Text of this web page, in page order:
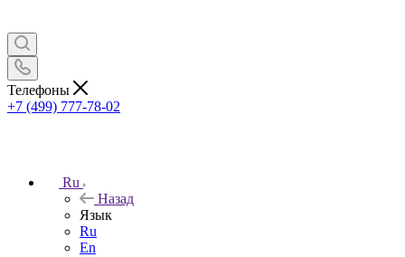
Телефоны
+7 (499) 777-78-02
Ru
Назад
Язык
Ru
En